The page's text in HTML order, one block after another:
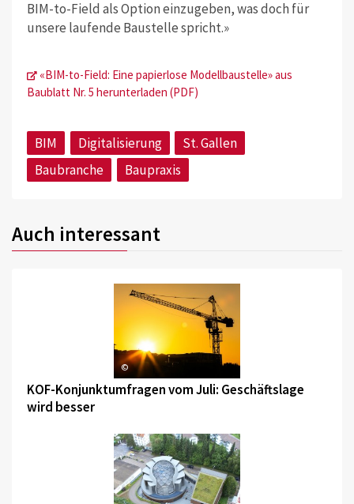
BIM-to-Field als Option einzugeben, was doch für
unsere laufende Baustelle spricht.»
«BIM-to-Field: Eine papierlose Modellbaustelle» aus
Baublatt Nr. 5 herunterladen (PDF)
BIM Digitalisierung
St. Gallen
Baubranche
Baupraxis
Auch interessant
©
KOF-Konjunktumfragen vom Juli: Geschäftslage
wird besser